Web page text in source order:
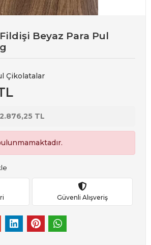
Beyaz Para Pul
Çikolatalar
2.876,25 TL
Güvenli Alışveriş